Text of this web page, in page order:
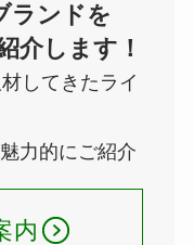
ランドを
介します！
してきたライ
力的にご紹介
内